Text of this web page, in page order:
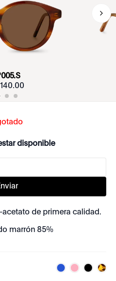
140.00
disponible
de primera calidad.
marrón 85%